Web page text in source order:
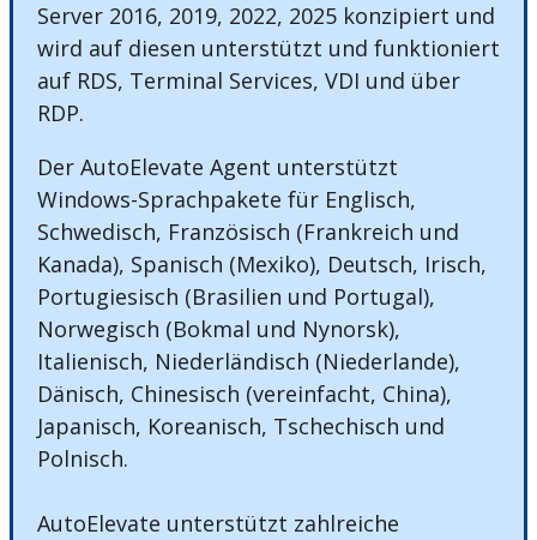
Server 2016, 2019, 2022, 2025 konzipiert und
wird auf diesen unterstützt und funktioniert
auf RDS, Terminal Services, VDI und über
RDP.
Der AutoElevate Agent unterstützt
Windows-Sprachpakete für Englisch,
Schwedisch, Französisch (Frankreich und
Kanada), Spanisch (Mexiko), Deutsch, Irisch,
Portugiesisch (Brasilien und Portugal),
Norwegisch (Bokmal und Nynorsk),
Italienisch, Niederländisch (Niederlande),
Dänisch, Chinesisch (vereinfacht, China),
Japanisch, Koreanisch, Tschechisch und
Polnisch.
AutoElevate unterstützt zahlreiche